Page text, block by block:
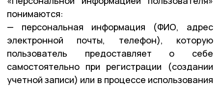
понимаются:
— персональная информация (ФИО, адрес
электронной почты, телефон), которую
пользователь предоставляет о себе
самостоятельно при регистрации (создании
учетной записи) или в процессе использования